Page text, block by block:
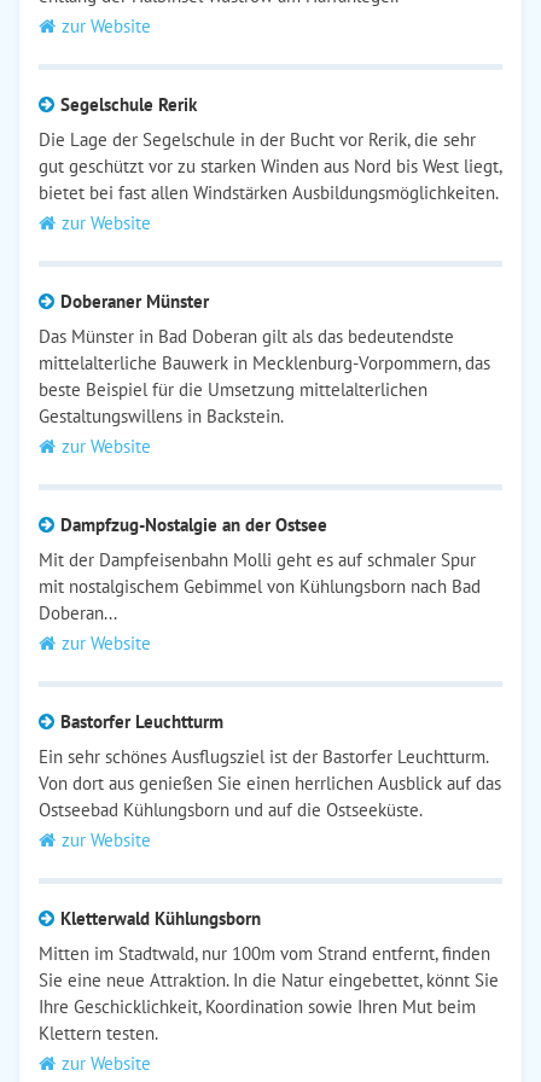
zur Website
Segelschule Rerik
Die Lage der Segelschule in der Bucht vor Rerik, die sehr
gut geschützt vor zu starken Winden aus Nord bis West liegt,
bietet bei fast allen Windstärken Ausbildungsmöglichkeiten.
zur Website
Doberaner Münster
Das Münster in Bad Doberan gilt als das bedeutendste
mittelalterliche Bauwerk in Mecklenburg-Vorpommern, das
beste Beispiel für die Umsetzung mittelalterlichen
Gestaltungswillens in Backstein.
zur Website
Dampfzug-Nostalgie an der Ostsee
Mit der Dampfeisenbahn Molli geht es auf schmaler Spur
mit nostalgischem Gebimmel von Kühlungsborn nach Bad
Doberan...
zur Website
Bastorfer Leuchtturm
Ein sehr schönes Ausflugsziel ist der Bastorfer Leuchtturm.
Von dort aus genießen Sie einen herrlichen Ausblick auf das
Ostseebad Kühlungsborn und auf die Ostseeküste.
zur Website
Kletterwald Kühlungsborn
Mitten im Stadtwald, nur 100m vom Strand entfernt, finden
Sie eine neue Attraktion. In die Natur eingebettet, könnt Sie
Ihre Geschicklichkeit, Koordination sowie Ihren Mut beim
Klettern testen.
zur Website